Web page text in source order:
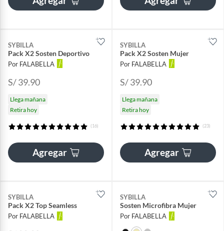
SYBILLA
Pack X2 Sosten Deportivo
Por FALABELLA
S/ 39.90
Llega mañana
Retira hoy
(16)
Agregar
SYBILLA
Pack X2 Sosten Mujer
Por FALABELLA
S/ 39.90
Llega mañana
Retira hoy
(23)
Agregar
SYBILLA
Pack X2 Top Seamless
Por FALABELLA
SYBILLA
Sosten Microfibra Mujer
Por FALABELLA